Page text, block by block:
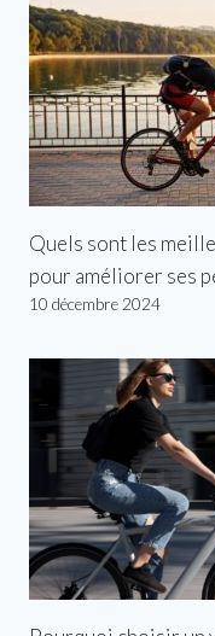
Quels sont les
pour améliorer ses
10 décembre 2024